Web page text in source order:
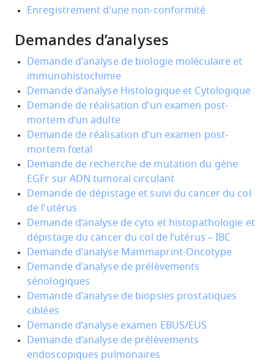
Enregistrement d’une non-conformité
Demandes d’analyses
Demande d'analyse de biologie moléculaire et
immunohistochimie
Demande d’analyse Histologique et Cytologique
Demande de réalisation d’un examen post-
mortem d’un adulte
Demande de réalisation d’un examen post-
mortem fœtal
Demande de recherche de mutation du gène
EGFr sur ADN tumoral circulant
Demande de dépistage et suivi du cancer du col
de l'utérus
Demande d’analyse de cyto et histopathologie et
dépistage du cancer du col de l’utérus – IBC
Demande d'analyse Mammaprint-Oncotype
Demande d'analyse de prélèvements
sénologiques
Demande d'analyse de biopsies prostatiques
ciblées
Demande d’analyse examen EBUS/EUS
Demande d’analyse de prélèvements
endoscopiques pulmonaires